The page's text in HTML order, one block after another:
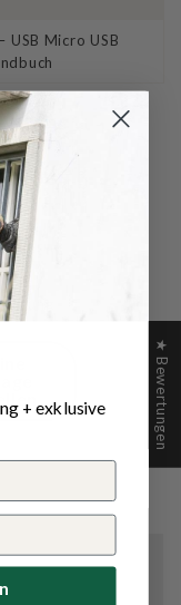
Micro USB
Pro
★ Bewertungen
+ exklusive